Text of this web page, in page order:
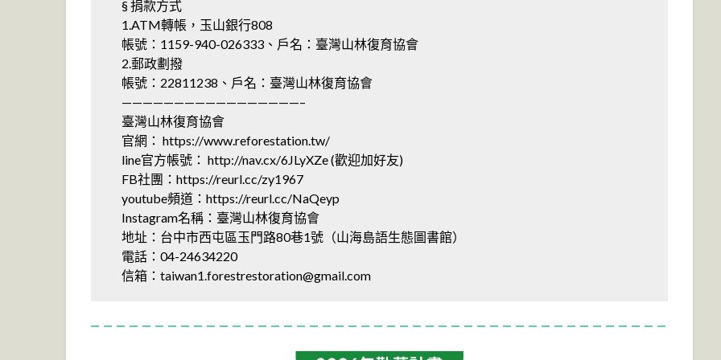
§ 捐款方式
1.ATM轉帳，玉山銀行808
帳號：1159-940-026333、戶名：臺灣山林復育協會
2.郵政劃撥
帳號：22811238、戶名：臺灣山林復育協會
—————————————————–
臺灣山林復育協會
官網： https://www.reforestation.tw/
line官方帳號： http://nav.cx/6JLyXZe (歡迎加好友)
FB社團：https://reurl.cc/zy1967
youtube頻道：https://reurl.cc/NaQeyp
Instagram名稱：臺灣山林復育協會
地址：台中市西屯區玉門路80巷1號（山海島語生態圖書館）
電話：04-24634220
信箱：taiwan1.forestrestoration@gmail.com